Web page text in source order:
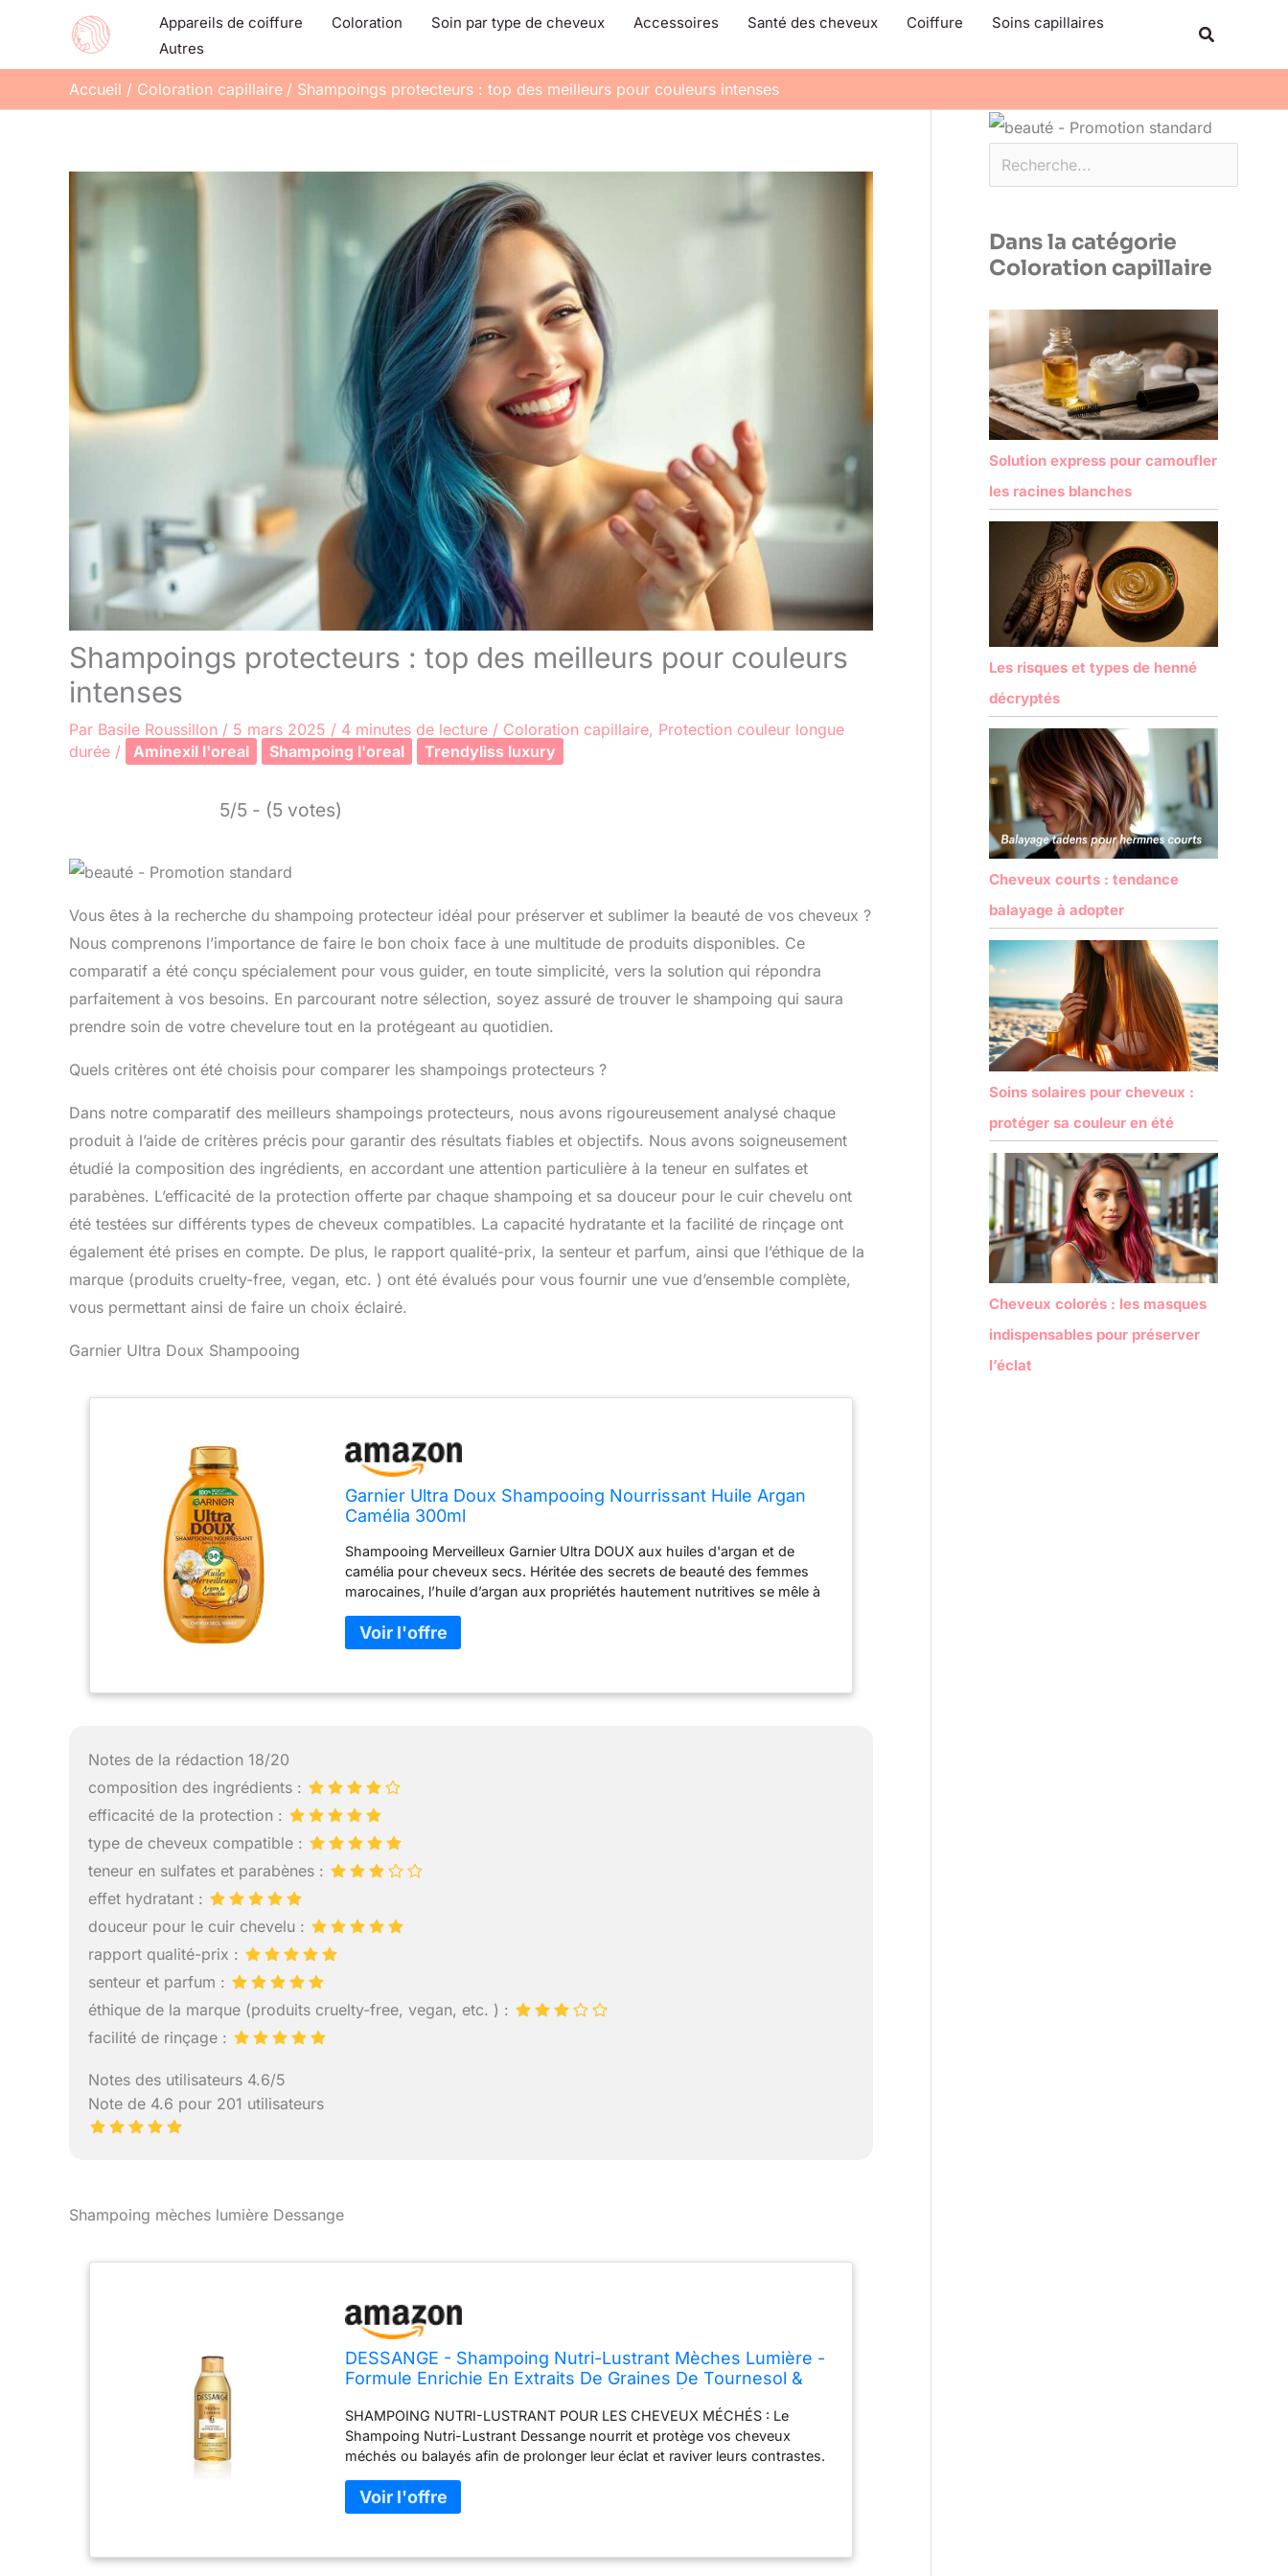
contenu
Appareils de coiffure Coloration Soin par type de cheveux Accessoires Santé des cheveux Coiffure
Soins capillaires
Autres
Accueil Coloration capillaire Shampoings protecteurs : top des meilleurs pour couleurs intenses
Shampoings protecteurs : top des meilleurs pour couleurs
intenses
Par Basile Roussillon / 5 mars 2025 / 4 minutes de lecture / Coloration capillaire, Protection couleur longue
durée / Aminexil l'oreal Shampoing l'oreal Trendyliss luxury
5/5 - (5 votes)
Vous êtes à la recherche du shampoing protecteur idéal pour préserver et sublimer la beauté de vos cheveux ?
Nous comprenons l’importance de faire le bon choix face à une multitude de produits disponibles. Ce
comparatif a été conçu spécialement pour vous guider, en toute simplicité, vers la solution qui répondra
parfaitement à vos besoins. En parcourant notre sélection, soyez assuré de trouver le shampoing qui saura
prendre soin de votre chevelure tout en la protégeant au quotidien.
Quels critères ont été choisis pour comparer les shampoings protecteurs ?
Dans notre comparatif des meilleurs shampoings protecteurs, nous avons rigoureusement analysé chaque
produit à l’aide de critères précis pour garantir des résultats fiables et objectifs. Nous avons soigneusement
étudié la composition des ingrédients, en accordant une attention particulière à la teneur en sulfates et
parabènes. L’efficacité de la protection offerte par chaque shampoing et sa douceur pour le cuir chevelu ont
été testées sur différents types de cheveux compatibles. La capacité hydratante et la facilité de rinçage ont
également été prises en compte. De plus, le rapport qualité-prix, la senteur et parfum, ainsi que l’éthique de la
marque (produits cruelty-free, vegan, etc. ) ont été évalués pour vous fournir une vue d’ensemble complète,
vous permettant ainsi de faire un choix éclairé.
Garnier Ultra Doux Shampooing
Garnier Ultra Doux Shampooing Nourrissant Huile Argan
Camélia 300ml
Shampooing Merveilleux Garnier Ultra DOUX aux huiles d'argan et de
camélia pour cheveux secs. Héritée des secrets de beauté des femmes
marocaines, l’huile d’argan aux propriétés hautement nutritives se mêle à
Appliquer sur cheveux mouillés, masser soigneusement sur l'ensemble du
cuir chevelu puis rincer.
Notes de la rédaction 18/20
composition des ingrédients :
efficacité de la protection :
type de cheveux compatible :
teneur en sulfates et parabènes :
effet hydratant :
douceur pour le cuir chevelu :
rapport qualité-prix :
senteur et parfum :
éthique de la marque (produits cruelty-free, vegan, etc. ) :
facilité de rinçage :
Notes des utilisateurs 4.6/5
Note de 4.6 pour 201 utilisateurs
Shampoing mèches lumière Dessange
DESSANGE - Shampoing Nutri-Lustrant Mèches Lumière -
Formule Enrichie En Extraits De Graines De Tournesol &
Cheveux Méchés - 250 ml
SHAMPOING NUTRI-LUSTRANT POUR LES CHEVEUX MÉCHÉS : Le
Shampoing Nutri-Lustrant Dessange nourrit et protège vos cheveux
méchés ou balayés afin de prolonger leur éclat et raviver leurs contrastes.
ce shampoing Dessange offre un bain de lumière sur mesure pour
entretenir et faire briller vos mèches ou votre balayage tout en les
GRAINES DE TOURNESOL : Testé dans le Centre d'Études Capillaires
Rechercher
Dans la catégorie
Coloration capillaire
Solution express pour camoufler
les racines blanches
Les risques et types de henné
décryptés
Cheveux courts : tendance
balayage à adopter
Soins solaires pour cheveux :
protéger sa couleur en été
Cheveux colorés : les masques
indispensables pour préserver
l’éclat